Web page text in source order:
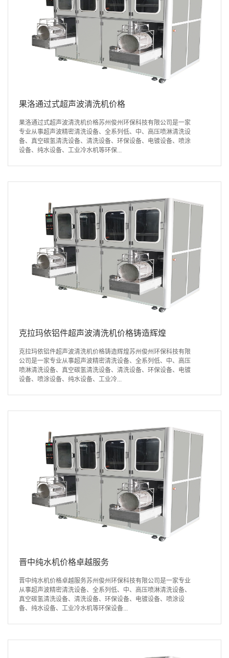
果洛通过式超声波清洗机价格
果洛通过式超声波清洗机价格苏州俊州环保科技有限公司是一家
专业从事超声波精密清洗设备、全系列低、中、高压喷淋清洗设
备、真空碳氢清洗设备、清洗设备、环保设备、电镀设备、喷涂
设备、纯水设备、工业冷水机等环保...
克拉玛依铝件超声波清洗机价格铸造辉煌
克拉玛依铝件超声波清洗机价格铸造辉煌苏州俊州环保科技有限
公司是一家专业从事超声波精密清洗设备、全系列低、中、高压
喷淋清洗设备、真空碳氢清洗设备、清洗设备、环保设备、电镀
设备、喷涂设备、纯水设备、工业冷...
晋中纯水机价格卓越服务
晋中纯水机价格卓越服务苏州俊州环保科技有限公司是一家专业
从事超声波精密清洗设备、全系列低、中、高压喷淋清洗设备、
真空碳氢清洗设备、清洗设备、环保设备、电镀设备、喷涂设
备、纯水设备、工业冷水机等环保设备...